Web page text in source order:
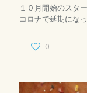
１０月開始のスタ
コロナで延期にな
0